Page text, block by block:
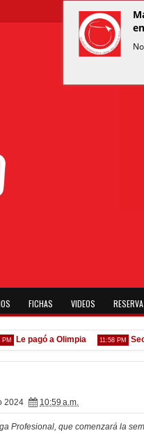
FICHAS VIDEOS RESERVA
pagó a Olimpia 11:58 PM
2024 10:59 a.m.
Profesional, que comenzará la